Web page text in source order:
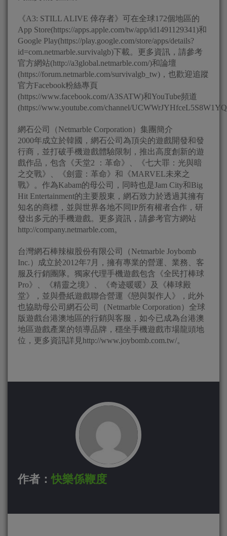
《A3: STILL ALIVE 倖存者》可在全球172個地區的
App Store(https://apps.apple.com/tw/app/id1491129341)和
Google Play(https://play.google.com/store/apps/details?
id=com.netmarble.survivalgb)下載。更多資訊，請參考
官方網站(http://a3global.netmarble.com/)和論壇
(https://forum.netmarble.com/survivalgb_tw)，也歡迎追蹤
官方Facebook粉絲專頁
(https://www.facebook.com/A3SATW)和YouTube頻道
(https://www.youtube.com/channel/
網石公司（Netmarble Corporation）集團簡介
2000年成立於韓國，網石公司為頂尖的遊戲開發和發
行商，並打破手機遊戲體驗限制，推出高度創新的遊
戲作品，包含《天堂2 ：革命》、《七大罪：光與暗
之交戰》、《劍靈：革命》和《MARVEL未來之
戰》。作為Kabam的母公司，同時也是Jam City和Big
Hit Entertainment的主要股東，網石致力於透過其擁有
知名的商標，並與世界各地不同IP所有權者合作，研
發出多元的手機遊戲。更多資訊，請參考官方網站
http://company.netmarble.com。
台灣網石棒辣椒股份有限公司（Netmarble Joybomb
Inc.）成立於2012年7月，擁有專業的營運、業務、客
服及行銷團隊。獨家代理手機遊戲包含《全民打棒球
Pro》、《精靈之境》、《奇迹暖暖》及《棒球殿
堂》，並與疊紙遊戲聯合營運《戀與製作人》，此外
也協助母公司網石公司（Netmarble Corporation）全球
版遊戲台港澳地區的行銷與客服，如今已成為台港澳
地區遊戲產業的領導品牌，穩坐手機遊戲市場龍頭地
位，更多資訊詳見http://www.joybomb.com.tw/。
作者：快樂係鞭度